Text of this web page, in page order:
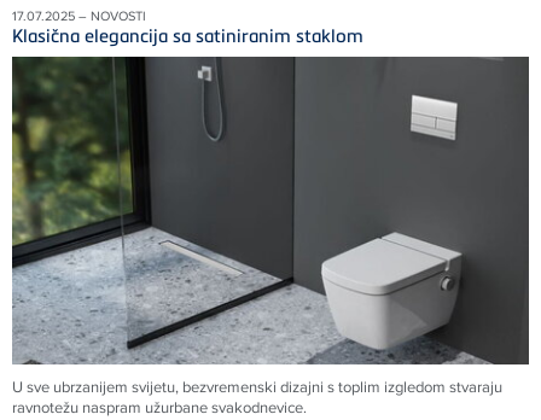
17.07.2025 – NOVOSTI
Klasična elegancija sa satiniranim staklom
U sve ubrzanijem svijetu, bezvremenski dizajni s toplim izgledom stvaraju
ravnotežu naspram užurbane svakodnevice.